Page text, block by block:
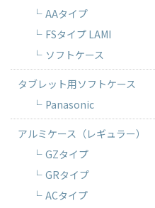
AAタイプ
FSタイプ LAMI
ソフトケース
タブレット用ソフトケース
Panasonic
アルミケース（レギュラー）
GZタイプ
GRタイプ
ACタイプ